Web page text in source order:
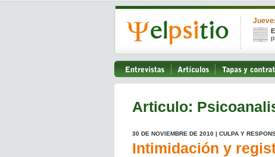
Articulo:
30 DE NOVIEMBRE DE 2010 | CULPA Y
Intimidación y